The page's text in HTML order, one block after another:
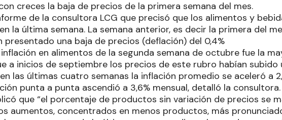
creces la baja de precios de la primera semana del mes.
de la consultora LCG que precisó que los alimentos y
la última semana. La semana anterior, es decir la primera del
una baja de precios (deflación) del 0,4%
en alimentos de la segunda semana de octubre fue la
a inicios de septiembre los precios de este rubro habían subido
las últimas cuatro semanas la inflación promedio se aceleró a
punta a punta ascendió a 3,6% mensual, detalló la consultora.
que “el porcentaje de productos sin variación de precios se
aumentos, concentrados en menos productos, más